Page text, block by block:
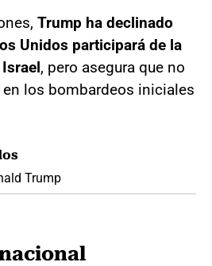
Trump ha declinado
Unidos participará de la
, pero asegura que no
los bombardeos iniciales
Trump